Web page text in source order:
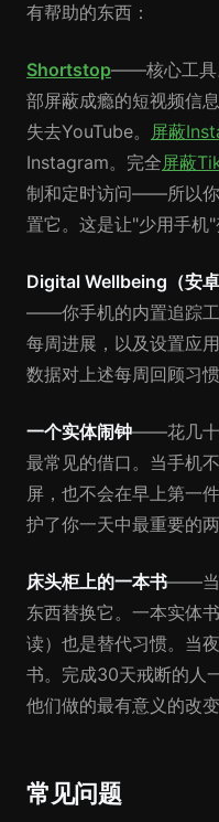
有帮助的东西：
Shortstop——核心工具
部屏蔽成瘾的短视频信息
失去YouTube。 屏蔽
Instagram。完全屏蔽
制和定时访问——所以你
置它。这是让"少用手机"
Digital Wellbeing（安
——你手机的内置追踪工
每周进展，以及设置应
数据对上述每周回顾习惯
一个实体闹钟——花几十
最常见的借口。当手机
屏，也不会在早上第一
护了你一天中最重要的两
床头柜上的一本书——当
东西替换它。一本实体
读）也是替代习惯。当
书。完成30天戒断的人
他们做的最有意义的改变
常见问题